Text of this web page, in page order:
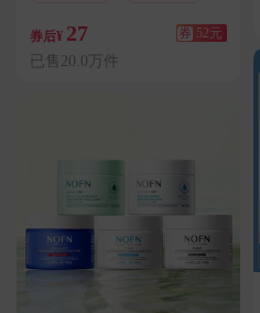
券后¥ 27 券 52元
已售20.0万件